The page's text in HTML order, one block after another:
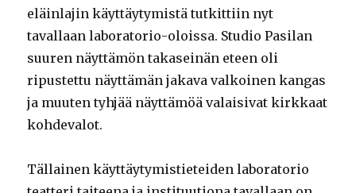
eläinlajin käyttäytymistä tutkittiin nyt
tavallaan laboratorio-oloissa. Studio Pasilan
suuren näyttämön takaseinän eteen oli
ripustettu näyttämän jakava valkoinen kangas
ja muuten tyhjää näyttämöä valaisivat kirkkaat
kohdevalot.
Tällainen käyttäytymistieteiden laboratorio